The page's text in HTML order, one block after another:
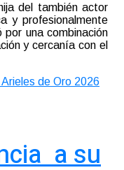
del también actor
y profesionalmente
una combinación
y cercanía con el
de Oro 2026
a su